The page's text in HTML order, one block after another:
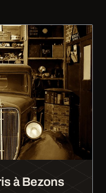
à Bezons